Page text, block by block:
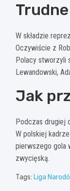
W składzie
Oczywiście z
Polacy stworzyli
Lewandowski,
Jak
Podczas drugiej
W polskiej
pierwszego gola
zwycięską.
Tags: Liga